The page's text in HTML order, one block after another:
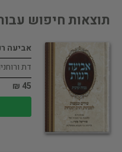
תוצאות חיפוש
אביעה
דת
45 ₪